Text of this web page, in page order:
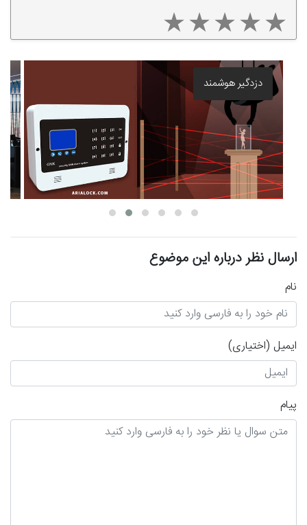
دزدگیر هوشمند
ارسال نظر درباره این موضوع
نام
ایمیل (اختیاری)
پیام